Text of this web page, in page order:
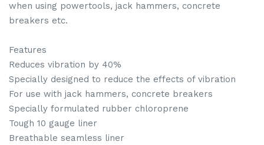
when using powertools, jack hammers, concrete
breakers etc.
Features
Reduces vibration by 40%
Specially designed to reduce the effects of vibration
For use with jack hammers, concrete breakers
Specially formulated rubber chloroprene
Tough 10 gauge liner
Breathable seamless liner